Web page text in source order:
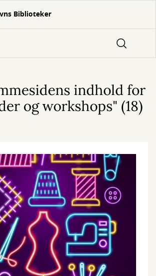
Biblioteker
indhold for
og workshops" (18)